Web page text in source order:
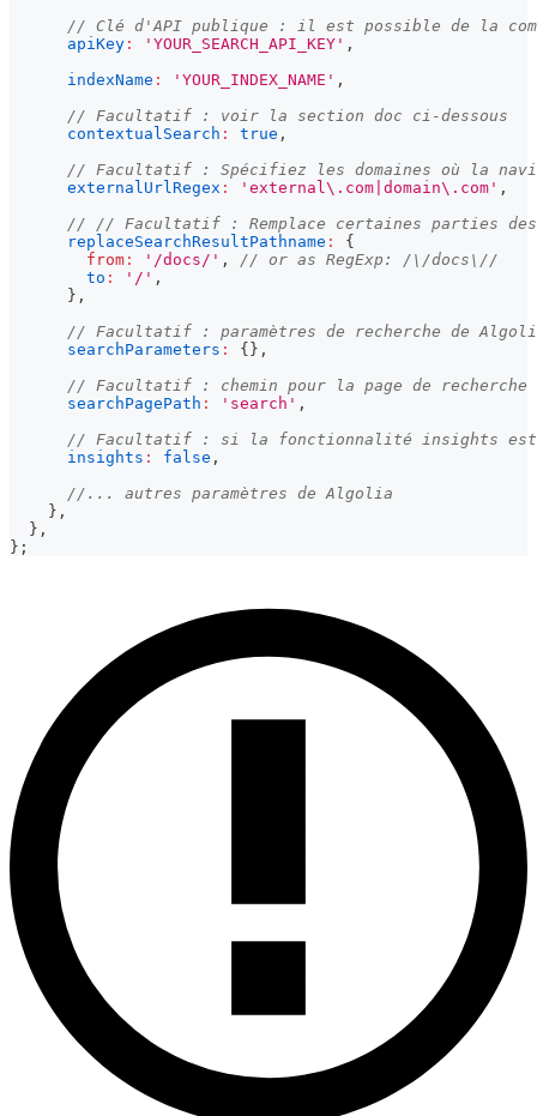
// Clé d'API publique : il est possible de la
apiKey : 'YOUR_SEARCH_API_KEY' ,
indexName : 'YOUR_INDEX_NAME' ,
// Facultatif : voir la section doc ci-dessous
contextualSearch : true ,
// Facultatif : Spécifiez les domaines où la
externalUrlRegex : 'external\.com|domain\.com' ,
// // Facultatif : Remplace certaines parties des
replaceSearchResultPathname :
{
from : '/docs/' ,
// or as RegExp: /\/docs\//
to : '/' ,
} ,
// Facultatif : paramètres de recherche de
searchParameters : { } ,
// Facultatif : chemin pour la page de
searchPagePath : 'search' ,
// Facultatif : si la fonctionnalité insights est
insights : false ,
//... autres paramètres de Algolia
} ,
} ,
} ;